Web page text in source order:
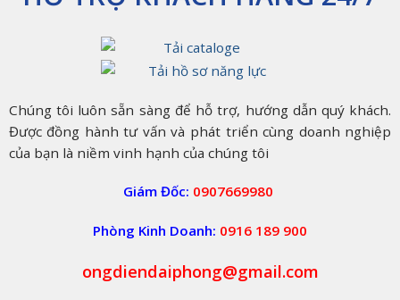
Chúng tôi luôn sẵn sàng để hỗ trợ, hướng dẫn quý khách.
Được đồng hành tư vấn và phát triển cùng doanh nghiệp
của bạn là niềm vinh hạnh của chúng tôi
Giám Đốc: 0907669980
Phòng Kinh Doanh: 0916 189 900
ongdiendaiphong@gmail.com